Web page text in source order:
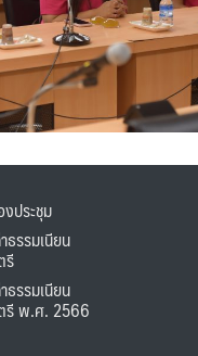
ประชุม
รรมเนียน
รี
รรมเนียน
รี พ.ศ. 2566